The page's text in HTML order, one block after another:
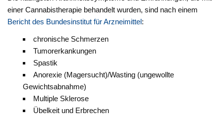
einer Cannabistherapie behandelt wurden, sind nach einem
Bericht des Bundesinstitut für Arzneimittel:
chronische Schmerzen
Tumorerkankungen
Spastik
Anorexie (Magersucht)/Wasting (ungewollte
Gewichtsabnahme)
Multiple Sklerose
Übelkeit und Erbrechen